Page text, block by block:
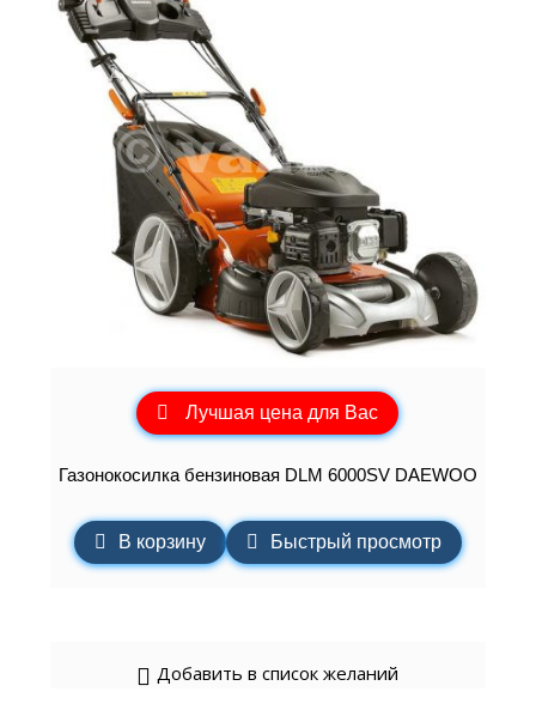
Лучшая цена для Вас
Газонокосилка бензиновая DLM 6000SV DAEWOO
В корзину Быстрый просмотр
Добавить в список желаний